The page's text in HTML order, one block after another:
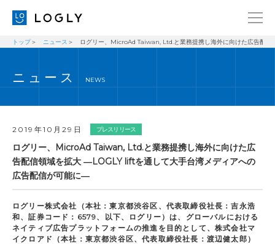
経営理念
ブログ
採用情報
IR
トップ ニュース ログリー、MicroAd Taiwan, Ltd.と業務提携し海外に向けた広告配
ニュース NEWS
2019年10月29日 プレスリリース
ログリー、MicroAd Taiwan, Ltd.と業務提携し海外に向けた広
告配信領域を拡大 ―LOGLY liftを通して大手台湾メディアへの
広告配信が可能に―
ログリー株式会社（本社：東京都渋谷区、代表取締役社長：吉永浩
和、証券コード：6579、以下、ログリー）は、グローバルにおける
ネイティブ広告プラットフォームの推進を目的として、株式会社マ
イクロアド（本社：東京都渋谷区、代表取締役社長：渡辺健太郎）